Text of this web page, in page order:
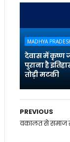
MADHYA
देवास में कृष्ण
पुराना है
तोड़ी मटकी
PREVIOUS
वकालत से समाज